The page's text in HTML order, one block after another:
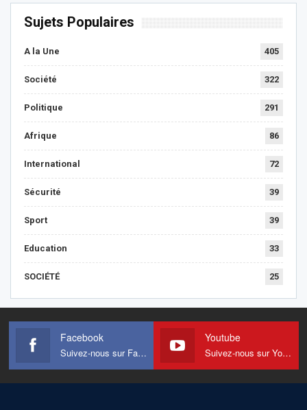
Sujets Populaires
A la Une 405
Société 322
Politique 291
Afrique 86
International 72
Sécurité 39
Sport 39
Education 33
SOCIÉTÉ 25
Facebook
Suivez-nous sur Facebook
Youtube
Suivez-nous sur Youtube